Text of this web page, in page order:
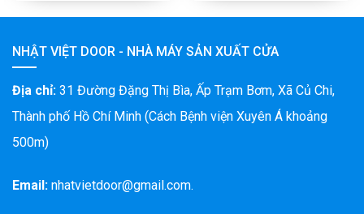
NHẬT VIỆT DOOR - NHÀ MÁY SẢN XUẤT CỬA
Địa chỉ: 31 Đường Đặng Thị Bìa, Ấp Trạm Bơm, Xã Củ Chi,
Thành phố Hồ Chí Minh (Cách Bệnh viện Xuyên Á khoảng
500m)
Email: nhatvietdoor@gmail.com.